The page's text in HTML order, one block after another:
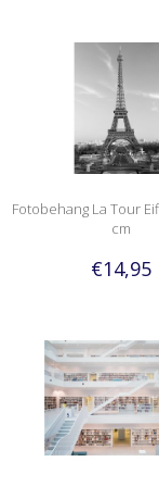
Fotobehang La Tour
cm
€14,95